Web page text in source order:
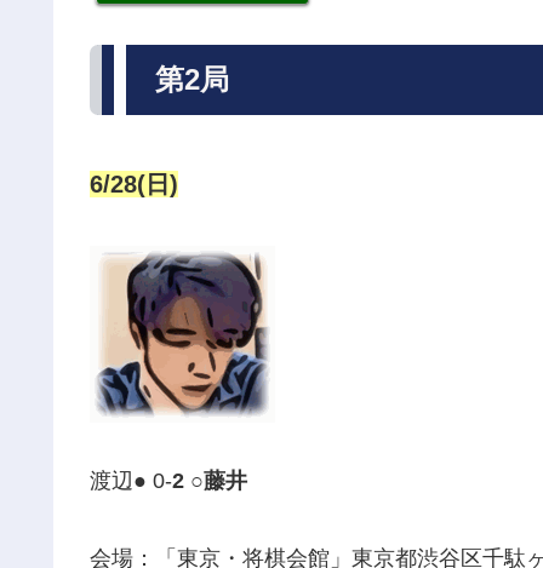
第2局
6/28(日)
渡辺● 0-2 ○藤井
会場：「東京・将棋会館」 東京都渋谷区千駄